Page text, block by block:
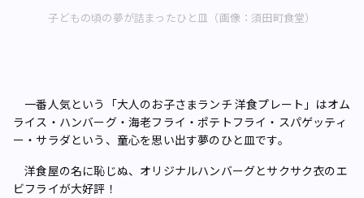
子どもの頃の夢が詰まったひと皿（画像：須田町食堂）
一番人気という「大人のお子さまランチ 洋食プレート」はオム
ライス・ハンバーグ・海老フライ・ポテトフライ・スパゲッティ
ー・サラダという、童心を思い出す夢のひと皿です。
洋食屋の名に恥じぬ、オリジナルハンバーグとサクサク衣のエ
ビフライが大好評！